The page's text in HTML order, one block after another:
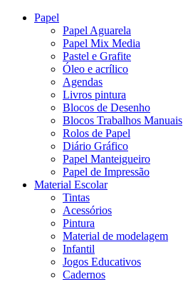
Papel
Papel Aguarela
Papel Mix Media
Pastel e Grafite
Óleo e acrílico
Agendas
Livros pintura
Blocos de Desenho
Blocos Trabalhos Manuais
Rolos de Papel
Diário Gráfico
Papel Manteigueiro
Papel de Impressão
Material Escolar
Tintas
Acessórios
Pintura
Material de modelagem
Infantil
Jogos Educativos
Cadernos